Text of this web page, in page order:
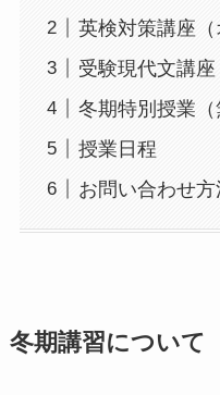
英検対策講座（
受験現代文講座
冬期特別授業（
授業日程
お問い合わせ方
冬期講習について